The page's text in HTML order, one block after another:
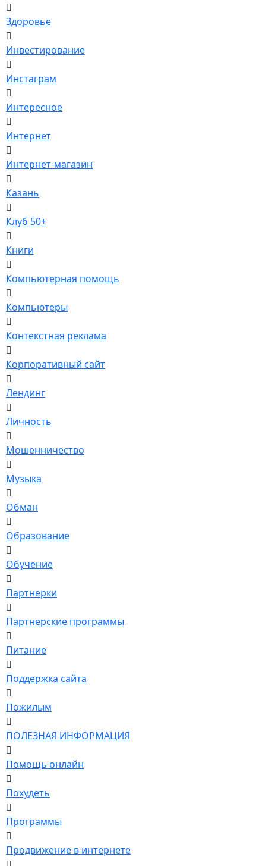
Здоровье
Инвестирование
Инстаграм
Интересное
Интернет
Интернет-магазин
Казань
Клуб 50+
Книги
Компьютерная помощь
Компьютеры
Контекстная реклама
Корпоративный сайт
Лендинг
Личность
Мошенничество
Музыка
Обман
Образование
Обучение
Партнерки
Партнерские программы
Питание
Поддержка сайта
Пожилым
ПОЛЕЗНАЯ ИНФОРМАЦИЯ
Помощь онлайн
Похудеть
Программы
Продвижение в интернете